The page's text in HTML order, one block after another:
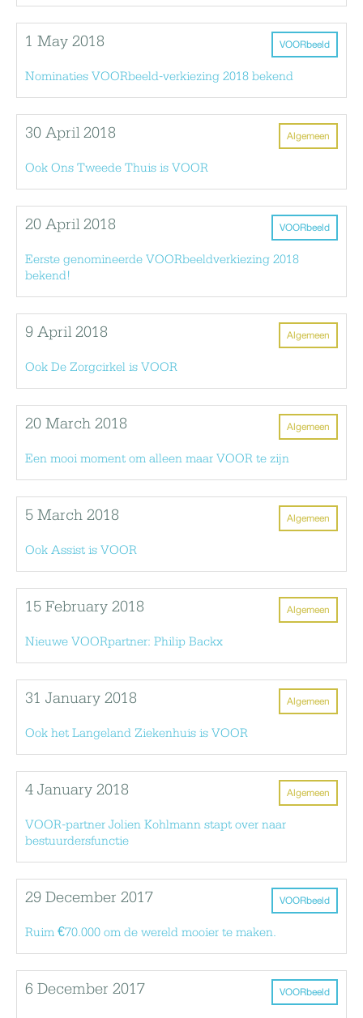
VOORbeeld
1 May 2018
Nominaties VOORbeeld-verkiezing 2018 bekend
Algemeen
30 April 2018
Ook Ons Tweede Thuis is VOOR
VOORbeeld
20 April 2018
Eerste genomineerde VOORbeeldverkiezing 2018
bekend!
Algemeen
9 April 2018
Ook De Zorgcirkel is VOOR
Algemeen
20 March 2018
Een mooi moment om alleen maar VOOR te zijn
Algemeen
5 March 2018
Ook Assist is VOOR
Algemeen
15 February 2018
Nieuwe VOORpartner: Philip Backx
Algemeen
31 January 2018
Ook het Langeland Ziekenhuis is VOOR
Algemeen
4 January 2018
VOOR-partner Jolien Kohlmann stapt over naar
bestuurdersfunctie
VOORbeeld
29 December 2017
Ruim €70.000 om de wereld mooier te maken.
VOORbeeld
6 December 2017